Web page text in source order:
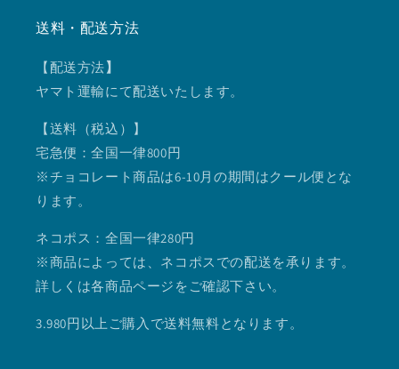
送料・配送方法
【配送方法】
ヤマト運輸にて配送いたします。
【送料（税込）】
宅急便：全国一律800円
※チョコレート商品は6-10月の期間はクール便とな
ります。
ネコポス：全国一律280円
※商品によっては、ネコポスでの配送を承ります。
詳しくは各商品ページをご確認下さい。
3.980円以上ご購入で送料無料となります。